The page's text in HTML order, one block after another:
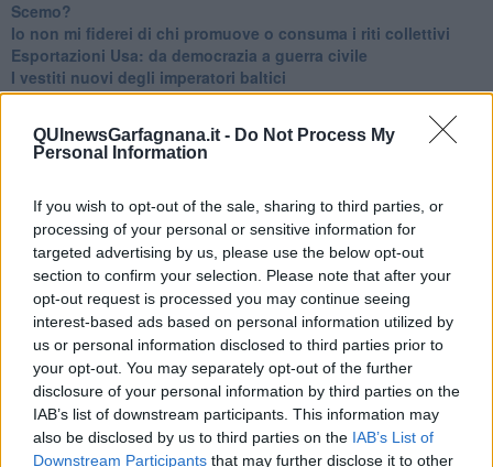
QUInewsGarfagnana.it - Do Not Process My
Personal Information
If you wish to opt-out of the sale, sharing to third parties, or
processing of your personal or sensitive information for
targeted advertising by us, please use the below opt-out
section to confirm your selection. Please note that after your
opt-out request is processed you may continue seeing
interest-based ads based on personal information utilized by
us or personal information disclosed to third parties prior to
your opt-out. You may separately opt-out of the further
disclosure of your personal information by third parties on the
IAB’s list of downstream participants. This information may
also be disclosed by us to third parties on the IAB’s List of
Downstream Participants that may further disclose it to other
Scemo?
​Io non mi fiderei di chi promuove o consuma i riti collettivi
Esportazioni Usa: da democrazia a guerra civile
​I vestiti nuovi degli imperatori baltici
​Pupazzi!
​La depressione infantile di Roger Waters e la propaganda di
guerra"
Senza una Retta Visione l’Uomo è un automa
​La propaganda bellica nostrana vs l’hasbarà dei sionisti
​La cleptocrazia e lo studio sociologico della propaganda di
guerra
​Uccidere per gioco: il cacciatore e chi vuole armarsi
​La Cop 30 di Belem giorno per giorno
La Cop 30, i crimini e i misfatti verso la vita sulla terra
Arrostire il pianeta: le grandi emissioni della carne e dei
latticini
​Cop 30, uragani e riconversione delle spese militari
La responsabilità storica della morte sulla terra
PTSD e suicidi svelano l’intento suicidario della guerra e